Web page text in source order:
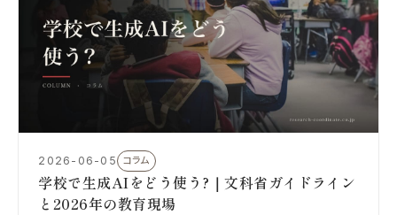
2026-06-05 コラム
学校で生成AIをどう使う?｜文科省ガイドライン
と2026年の教育現場